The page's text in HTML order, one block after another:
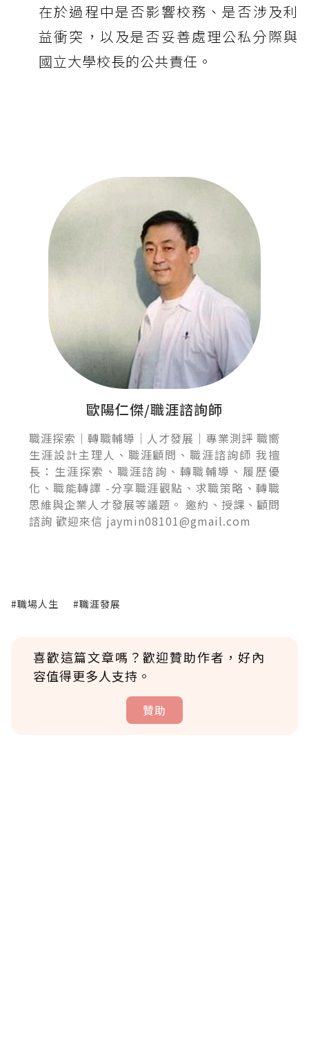
在於過程中是否影響校務、是否涉及利
益衝突，以及是否妥善處理公私分際與
國立大學校長的公共責任。
歐陽仁傑/職涯諮詢師
職涯探索｜轉職輔導｜人才發展｜專業測評 職嚮
生涯設計主理人、職涯顧問、職涯諮詢師 我擅
長：生涯探索、職涯諮詢、轉職輔導、履歷優
化、職能轉譯 -分享職涯觀點、求職策略、轉職
思維與企業人才發展等議題。 邀約、授課、顧問
諮詢 歡迎來信 jaymin08101@gmail.com
#職場人生 #職涯發展
喜歡這篇文章嗎？歡迎贊助作者，好內
容值得更多人支持。
贊助